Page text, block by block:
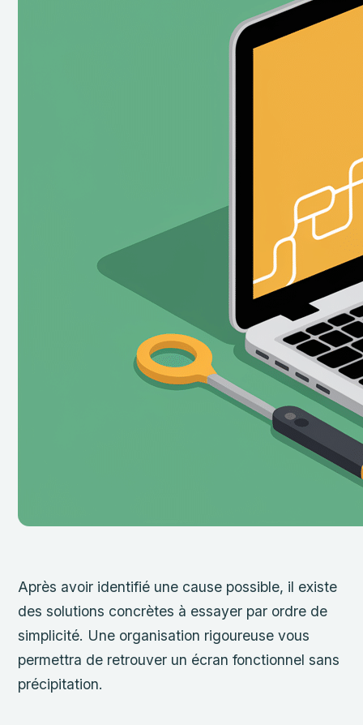
Après avoir identifié une cause possible, il existe
des solutions concrètes à essayer par ordre de
simplicité. Une organisation rigoureuse vous
permettra de retrouver un écran fonctionnel sans
précipitation.